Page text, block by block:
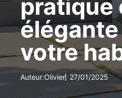
pratique
votre
Auteur:Olivier 27/01/2025